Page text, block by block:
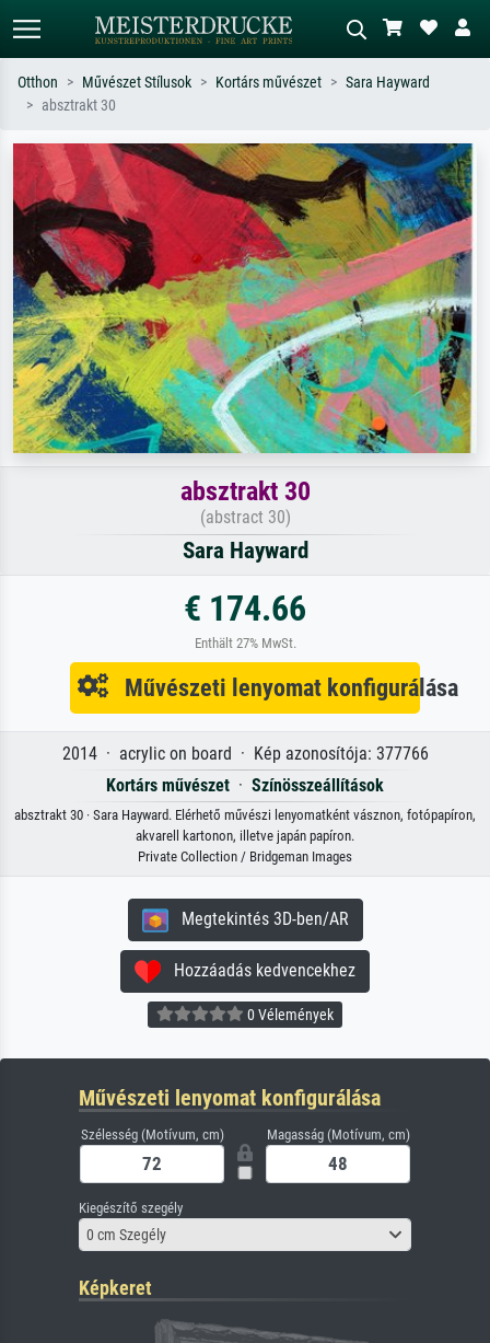
Keressen művész, műcím vagy stílus
szerint – pl. Monet, Csillagos éj,
impresszionizmus, Hokusai-hullám,
akt.
Írja le a jelenetet – pl. zöld rét, sok
piros absztrakt, sötét olajkép, álló akt
egy fa mellett.
Otthon Művészet Stílusok Kortárs művészet
Sara Hayward
absztrakt 30
absztrakt 30
(abstract 30)
Sara Hayward
€ 174.66
Enthält 27% MwSt.
Művészeti lenyomat konfigurálása
2014 · acrylic on board · Kép azonosítója: 377766
Kortárs művészet · Színösszeállítások
absztrakt 30 · Sara Hayward. Elérhető művészi lenyomatként vásznon, fotópapíron,
akvarell kartonon, illetve japán papíron.
Private Collection / Bridgeman Images
Megtekintés 3D-ben/AR
Hozzáadás kedvencekhez
0 Vélemények
Művészeti lenyomat konfigurálása
Szélesség (Motívum, cm) Magasság (Motívum, cm)
Kiegészítő szegély
0 cm Szegély
Képkeret